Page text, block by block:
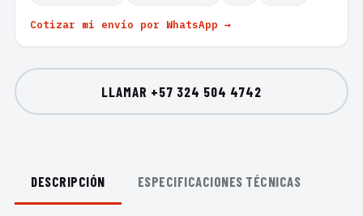
Cotizar mi envío por WhatsApp →
LLAMAR +57 324 504 4742
DESCRIPCIÓN ESPECIFICACIONES TÉCNICAS